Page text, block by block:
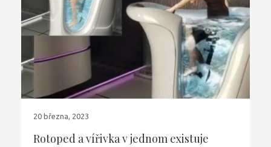
20 března, 2023
Rotoped a vířivka v jednom existuje